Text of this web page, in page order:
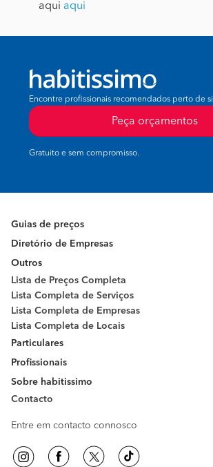
aqui aqui
Encontre profissionais recomendados perto de si
Peça orçamentos
Gratuito e sem compromisso.
Guias de preços
Diretório de Empresas
Outros
Lista de Preços Completa
Lista Completa de Serviços
Lista Completa de Empresas
Lista Completa de Locais
Particulares
Profissionais
Sobre habitissimo
Contacto
Entre em contacto connosco